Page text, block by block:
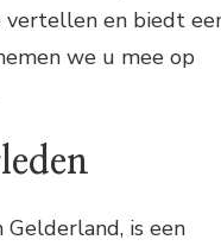
vertellen en biedt
we u mee op
Gelderland, is een